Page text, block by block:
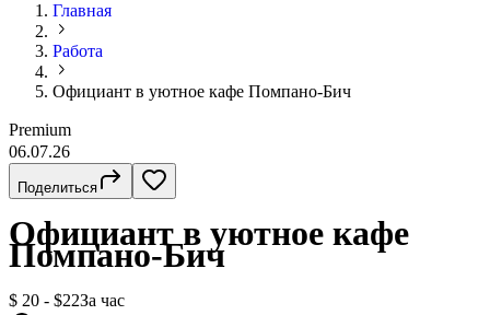
Главная
Работа
Официант в уютное кафе Помпано-Бич
Premium
06.07.26
Поделиться
Официант в уютное кафе
Помпано-Бич
$ 20 - $22За час